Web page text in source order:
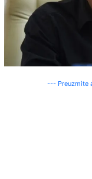
--- Preuzmite